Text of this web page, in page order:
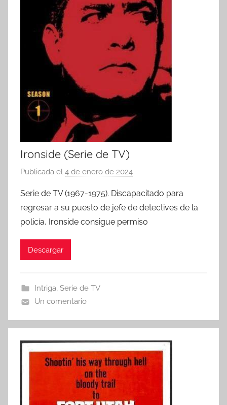
Ironside (Serie de TV)
Publicada el 4 de enero de 2024
r
Serie de TV (1967-1975). Discapacitado para
regresar a su puesto de jefe de detectives de la
policía, Ironside consigue permiso
Descargar
Intriga, Serie de TV
Un comentario